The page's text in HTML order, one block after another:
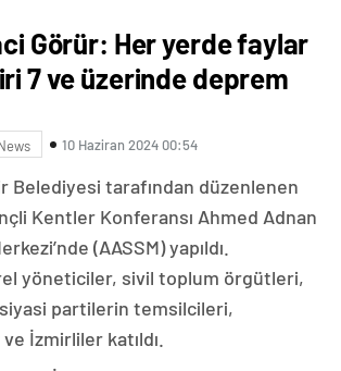
Görür: Her yerde faylar
7 ve üzerinde deprem
10 Haziran 2024 00:54
Belediyesi tarafından düzenlenen
Kentler Konferansı Ahmed Adnan
(AASSM) yapıldı.
yöneticiler, sivil toplum örgütleri,
partilerin temsilcileri,
İzmirliler katıldı.